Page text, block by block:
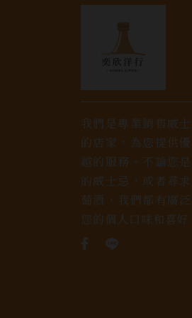
我們是專業銷售威
的店家，為您提供
越的服務。不論您
的威士忌，或者尋
萄酒，我們都有廣
您的個人口味和喜好